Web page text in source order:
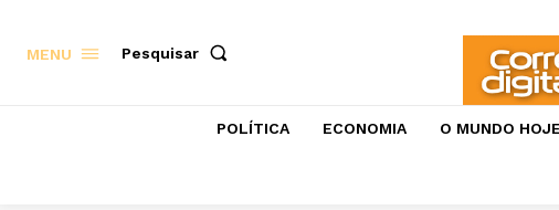
MENU Pesquisar
POLÍTICA ECONOMIA O MUNDO HOJE